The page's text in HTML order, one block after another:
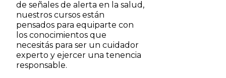
de señales de alerta en la salud,
nuestros cursos están
pensados para equiparte con
los conocimientos que
necesitás para ser un cuidador
experto y ejercer una tenencia
responsable.